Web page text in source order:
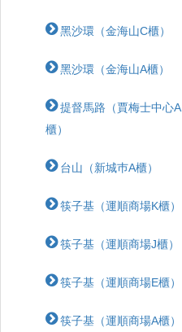
黑沙環（金海山C櫃）
黑沙環（金海山A櫃）
提督馬路（賈梅士中心A
櫃）
台山（新城巿A櫃）
筷子基（運順商場K櫃）
筷子基（運順商場J櫃）
筷子基（運順商場E櫃）
筷子基（運順商場A櫃）